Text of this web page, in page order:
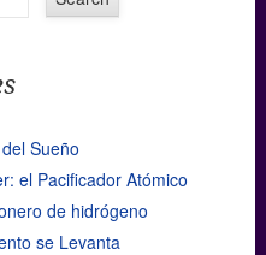
Sueño
el Pacificador Atómico
de hidrógeno
se Levanta